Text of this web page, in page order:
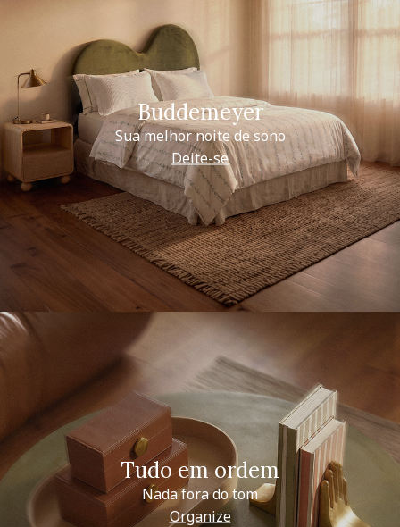
Buddemeyer
Sua melhor noite de sono
Deite-se
Tudo em ordem
Nada fora do tom
Organize